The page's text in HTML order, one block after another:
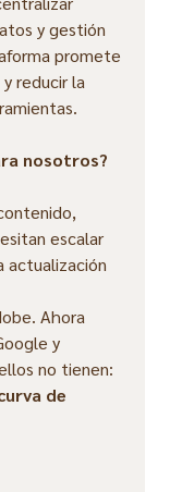
y gestión
promete
reducir la
nosotros?
escalar
actualización
Ahora
y
no tienen:
de